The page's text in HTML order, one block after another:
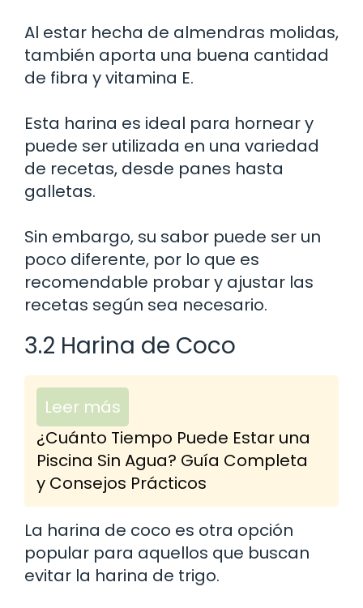
Al estar hecha de almendras molidas,
también aporta una buena cantidad
de fibra y vitamina E.
Esta harina es ideal para hornear y
puede ser utilizada en una variedad
de recetas, desde panes hasta
galletas.
Sin embargo, su sabor puede ser un
poco diferente, por lo que es
recomendable probar y ajustar las
recetas según sea necesario.
3.2 Harina de Coco
Leer más
¿Cuánto Tiempo Puede Estar una
Piscina Sin Agua? Guía Completa
y Consejos Prácticos
La harina de coco es otra opción
popular para aquellos que buscan
evitar la harina de trigo.